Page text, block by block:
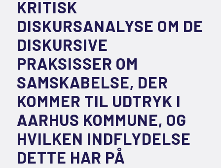
KRITISK
DISKURSANALYSE OM DE
DISKURSIVE
PRAKSISSER OM
SAMSKABELSE, DER
KOMMER TIL UDTRYK I
AARHUS KOMMUNE, OG
HVILKEN INDFLYDELSE
DETTE HAR PÅ